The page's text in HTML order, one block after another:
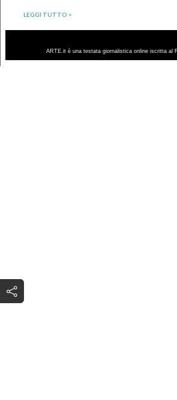
LEGGI TUTTO >
ARTE.it è una testata giornalistica online iscritta al